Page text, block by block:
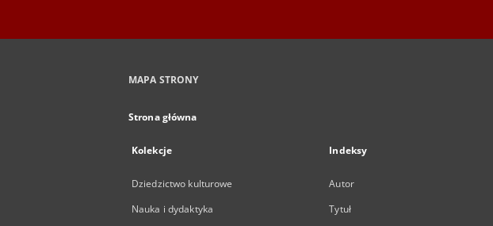
MAPA STRONY
Strona główna
Kolekcje
Dziedzictwo kulturowe
Nauka i dydaktyka
Indeksy
Autor
Tytuł